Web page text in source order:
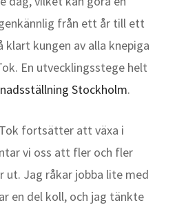
från ett år till ett
klart kungen av alla knepiga
En utvecklingsstege helt
Stockholm.
fortsätter att växa i
vi oss att fler och fler
ut. Jag råkar jobba lite med
en del koll, och jag tänkte